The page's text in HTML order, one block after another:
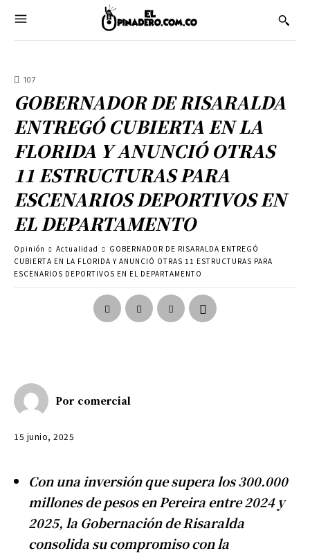
107
GOBERNADOR DE RISARALDA
ENTREGÓ CUBIERTA EN LA
FLORIDA Y ANUNCIÓ OTRAS
11 ESTRUCTURAS PARA
ESCENARIOS DEPORTIVOS EN
EL DEPARTAMENTO
Opinión Actualidad
GOBERNADOR DE RISARALDA ENTREGÓ
CUBIERTA EN LA FLORIDA Y ANUNCIÓ OTRAS 11 ESTRUCTURAS PARA
ESCENARIOS DEPORTIVOS EN EL DEPARTAMENTO
Por comercial
15 junio, 2025
Con una inversión que supera los 300.000
millones de pesos en Pereira entre 2024 y
2025, la Gobernación de Risaralda
consolida su compromiso con la